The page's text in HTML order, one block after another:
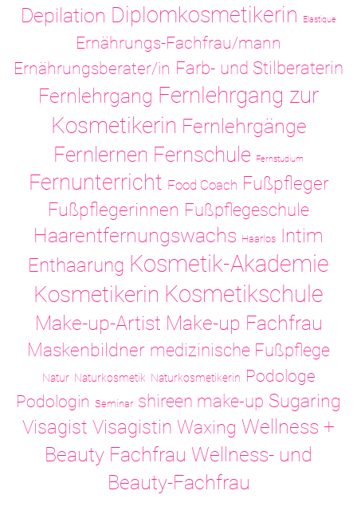
Depilation Diplomkosmetikerin Elastique
Ernährungs-Fachfrau/mann
Ernährungsberater/in Farb- und Stilberaterin
Fernlehrgang Fernlehrgang zur
Kosmetikerin Fernlehrgänge
Fernlernen Fernschule Fernstudium
Fernunterricht Food Coach Fußpfleger
Fußpflegerinnen Fußpflegeschule
Haarentfernungswachs Haarlos Intim
Enthaarung Kosmetik-Akademie
Kosmetikerin Kosmetikschule
Make-up-Artist Make-up Fachfrau
Maskenbildner medizinische Fußpflege
Natur Naturkosmetik Naturkosmetikerin Podologe
Podologin Seminar shireen make-up Sugaring
Visagist Visagistin Waxing Wellness +
Beauty Fachfrau Wellness- und
Beauty-Fachfrau